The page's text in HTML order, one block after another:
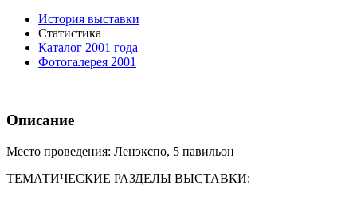
История выставки
Статистика
Каталог 2001 года
Фотогалерея 2001
Описание
Место проведения: Ленэкспо, 5 павильон
ТЕМАТИЧЕСКИЕ РАЗДЕЛЫ ВЫСТАВКИ: